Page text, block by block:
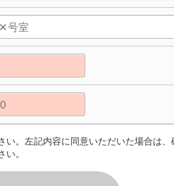
い。左記内容に同意いただいた場合は
い。